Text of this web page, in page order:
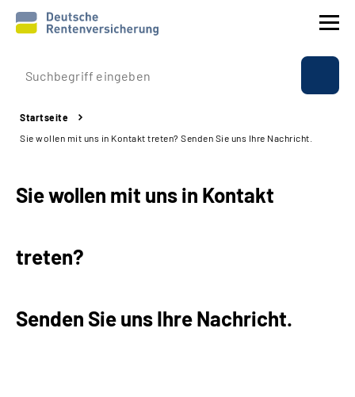
Prävention
Reha
Experten
Startseite
Sie wollen mit uns in Kontakt treten? Senden Sie uns Ihre Nachricht.
Sie wollen mit uns in Kontakt
treten?
Senden Sie uns Ihre Nachricht.